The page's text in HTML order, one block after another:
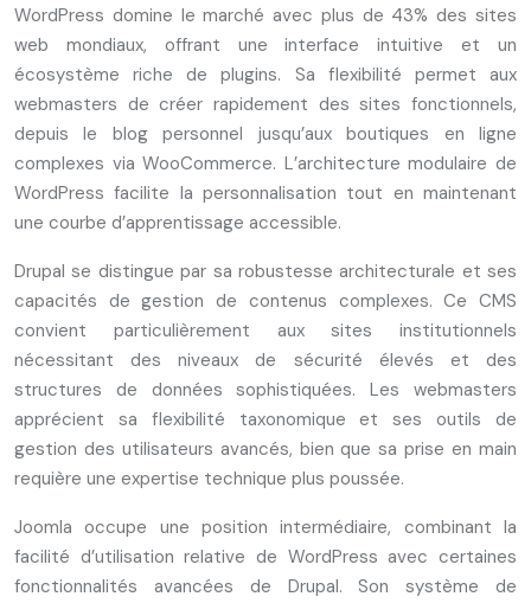
WordPress domine le marché avec plus de 43% des sites
web mondiaux, offrant une interface intuitive et un
écosystème riche de plugins. Sa flexibilité permet aux
webmasters de créer rapidement des sites fonctionnels,
depuis le blog personnel jusqu’aux boutiques en ligne
complexes via WooCommerce. L’architecture modulaire de
WordPress facilite la personnalisation tout en maintenant
une courbe d’apprentissage accessible.
Drupal se distingue par sa robustesse architecturale et ses
capacités de gestion de contenus complexes. Ce CMS
convient particulièrement aux sites institutionnels
nécessitant des niveaux de sécurité élevés et des
structures de données sophistiquées. Les webmasters
apprécient sa flexibilité taxonomique et ses outils de
gestion des utilisateurs avancés, bien que sa prise en main
requière une expertise technique plus poussée.
Joomla occupe une position intermédiaire, combinant la
facilité d’utilisation relative de WordPress avec certaines
fonctionnalités avancées de Drupal. Son système de